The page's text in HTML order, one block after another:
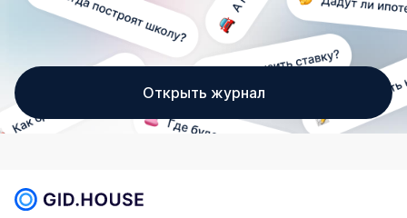
Открыть журнал